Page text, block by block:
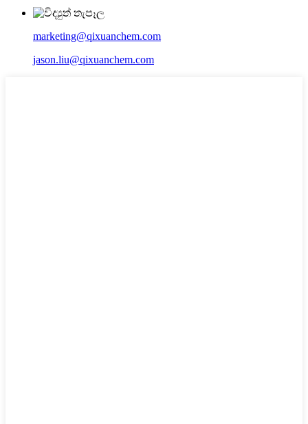
marketing@qixuanchem.com
jason.liu@qixuanchem.com